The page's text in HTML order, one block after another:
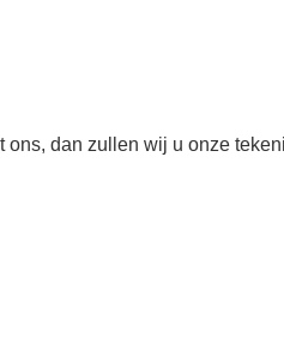
dan zullen wij u onze